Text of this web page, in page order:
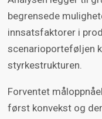
begrensede
innsatsfaktorer i
scenarioporteføljen
styrkestrukturen.
Forventet
først konvekst og